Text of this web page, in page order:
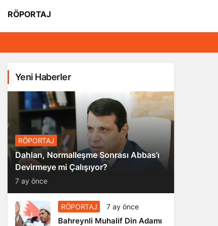
RÖPORTAJ
Yeni Haberler
RÖPORTAJ
Dahlan, Normalleşme Sonrası Abbas’ı
Devirmeye mi Çalışıyor?
7 ay önce
RÖPORTAJ 7 ay önce
Bahreynli Muhalif Din Adamı